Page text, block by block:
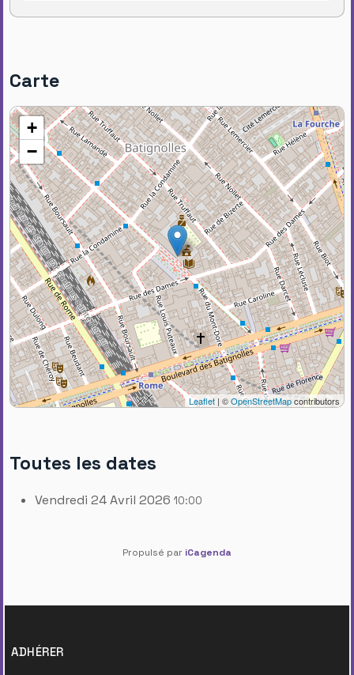
Carte
+
−
Leaflet | ©OpenStreetMapcontributors
Toutes les dates
Vendredi 24 Avril 2026 10:00
Propulsé par iCagenda
ADHÉRER